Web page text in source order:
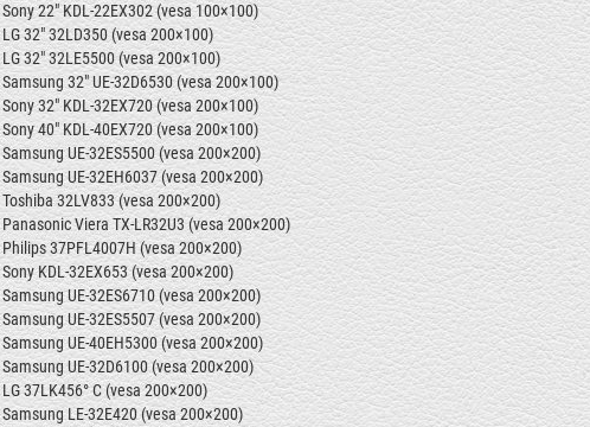
Sony 22" KDL-22EX302 (vesa 100×100)
LG 32" 32LD350 (vesa 200×100)
LG 32" 32LE5500 (vesa 200×100)
Samsung 32" UE-32D6530 (vesa 200×100)
Sony 32" KDL-32EX720 (vesa 200×100)
Sony 40" KDL-40EX720 (vesa 200×100)
Samsung UE-32ES5500 (vesa 200×200)
Samsung UE-32EH6037 (vesa 200×200)
Toshiba 32LV833 (vesa 200×200)
Panasonic Viera TX-LR32U3(vesa 200×200)
Philips 37PFL4007H (vesa 200×200)
Sony KDL-32EX653 (vesa 200×200)
Samsung UE-32ES6710 (vesa 200×200)
Samsung UE-32ES5507 (vesa 200×200)
Samsung UE-40EH5300 (vesa 200×200)
Samsung UE-32D6100 (vesa 200×200)
LG 37LK456° C (vesa 200×200)
Samsung LE-32E420 (vesa 200×200)